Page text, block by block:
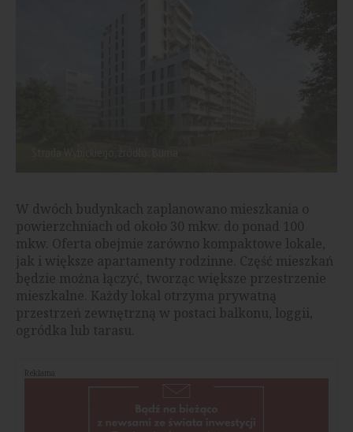
W dwóch budynkach zaplanowano mieszkania o
powierzchniach od około 30 mkw. do ponad 100
mkw. Oferta obejmie zarówno kompaktowe lokale,
jak i większe apartamenty rodzinne. Część mieszkań
będzie można łączyć, tworząc większe przestrzenie
mieszkalne. Każdy lokal otrzyma prywatną
przestrzeń zewnętrzną w postaci balkonu, loggii,
ogródka lub tarasu.
Reklama